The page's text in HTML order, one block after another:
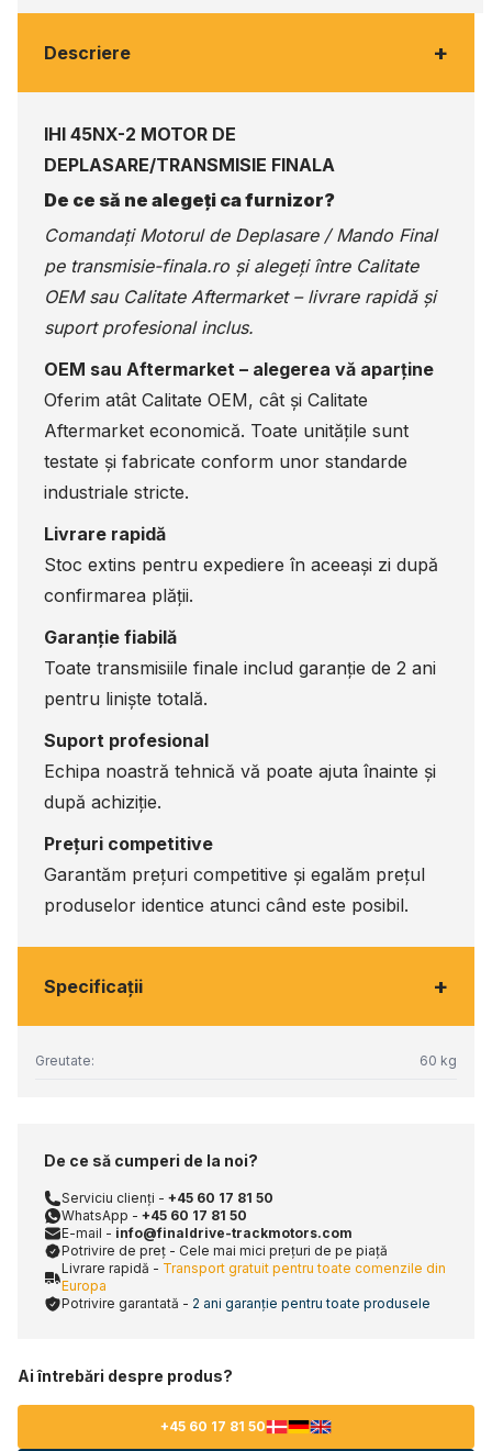
Descriere +
IHI 45NX-2 MOTOR DE
DEPLASARE/TRANSMISIE FINALA
De ce să ne alegeți ca furnizor?
Comandați Motorul de Deplasare / Mando Final
pe transmisie-finala.ro și alegeți între Calitate
OEM sau Calitate Aftermarket – livrare rapidă și
suport profesional inclus.
OEM sau Aftermarket – alegerea vă aparține
Oferim atât Calitate OEM, cât și Calitate
Aftermarket economică. Toate unitățile sunt
testate și fabricate conform unor standarde
industriale stricte.
Livrare rapidă
Stoc extins pentru expediere în aceeași zi după
confirmarea plății.
Garanție fiabilă
Toate transmisiile finale includ garanție de 2 ani
pentru liniște totală.
Suport profesional
Echipa noastră tehnică vă poate ajuta înainte și
după achiziție.
Prețuri competitive
Garantăm prețuri competitive și egalăm prețul
produselor identice atunci când este posibil.
Specificaţii +
Greutate: 60 kg
De ce să cumperi de la noi?
Serviciu clienți - +45 60 17 81 50
WhatsApp - +45 60 17 81 50
E-mail - info@finaldrive-trackmotors.com
Potrivire de preț - Cele mai mici prețuri de pe piață
Livrare rapidă - Transport gratuit pentru toate comenzile din
Europa
Potrivire garantată - 2 ani garanție pentru toate produsele
Ai întrebări despre produs?
+45 60 17 81 50